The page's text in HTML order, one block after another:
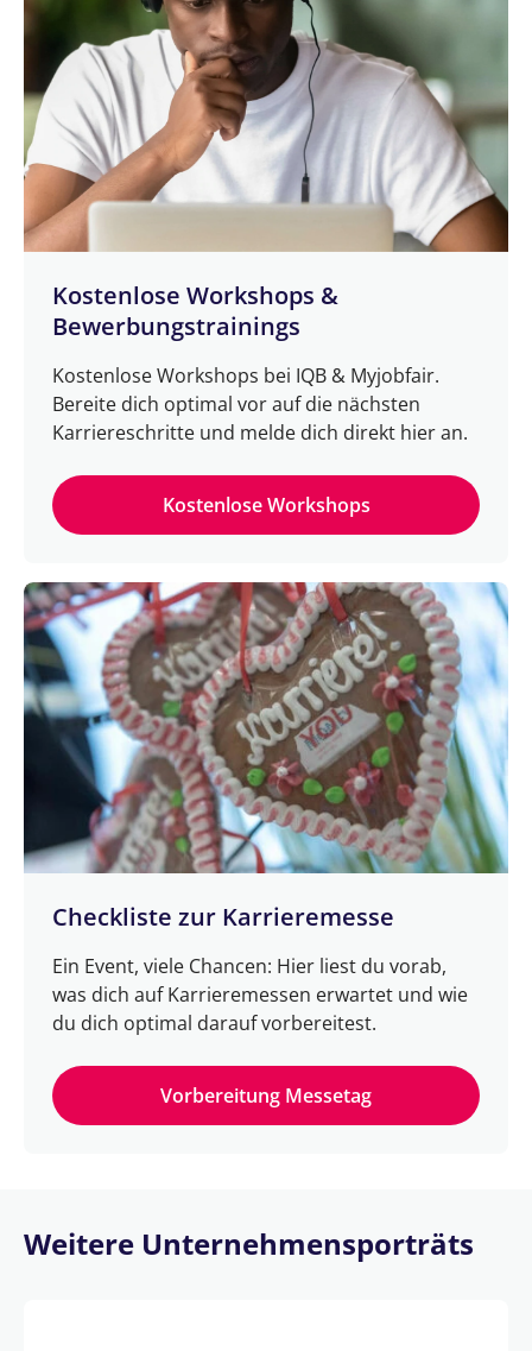
Kostenlose Workshops &
Bewerbungstrainings
Kostenlose Workshops bei IQB & Myjobfair.
Bereite dich optimal vor auf die nächsten
Karriereschritte und melde dich direkt hier an.
Kostenlose Workshops
Checkliste zur Karrieremesse
Ein Event, viele Chancen: Hier liest du vorab,
was dich auf Karrieremessen erwartet und wie
du dich optimal darauf vorbereitest.
Vorbereitung Messetag
Weitere Unternehmensporträts